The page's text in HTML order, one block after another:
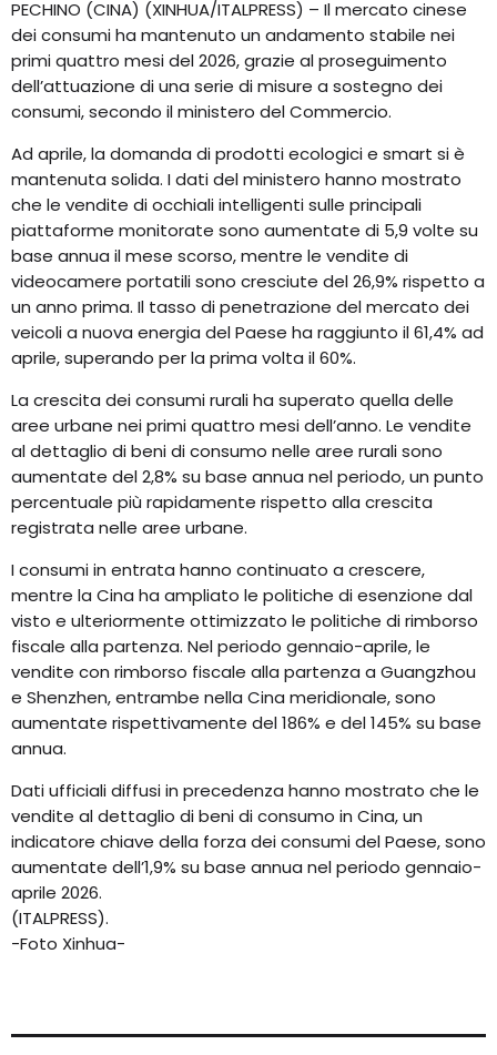
PECHINO (CINA) (XINHUA/ITALPRESS) – Il mercato cinese
dei consumi ha mantenuto un andamento stabile nei
primi quattro mesi del 2026, grazie al proseguimento
dell’attuazione di una serie di misure a sostegno dei
consumi, secondo il ministero del Commercio.
Ad aprile, la domanda di prodotti ecologici e smart si è
mantenuta solida. I dati del ministero hanno mostrato
che le vendite di occhiali intelligenti sulle principali
piattaforme monitorate sono aumentate di 5,9 volte su
base annua il mese scorso, mentre le vendite di
videocamere portatili sono cresciute del 26,9% rispetto a
un anno prima. Il tasso di penetrazione del mercato dei
veicoli a nuova energia del Paese ha raggiunto il 61,4% ad
aprile, superando per la prima volta il 60%.
La crescita dei consumi rurali ha superato quella delle
aree urbane nei primi quattro mesi dell’anno. Le vendite
al dettaglio di beni di consumo nelle aree rurali sono
aumentate del 2,8% su base annua nel periodo, un punto
percentuale più rapidamente rispetto alla crescita
registrata nelle aree urbane.
I consumi in entrata hanno continuato a crescere,
mentre la Cina ha ampliato le politiche di esenzione dal
visto e ulteriormente ottimizzato le politiche di rimborso
fiscale alla partenza. Nel periodo gennaio-aprile, le
vendite con rimborso fiscale alla partenza a Guangzhou
e Shenzhen, entrambe nella Cina meridionale, sono
aumentate rispettivamente del 186% e del 145% su base
annua.
Dati ufficiali diffusi in precedenza hanno mostrato che le
vendite al dettaglio di beni di consumo in Cina, un
indicatore chiave della forza dei consumi del Paese, sono
aumentate dell’1,9% su base annua nel periodo gennaio-
aprile 2026.
(ITALPRESS).
-Foto Xinhua-